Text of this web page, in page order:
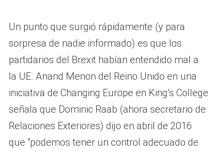
Un punto que surgió rápidamente (y para
sorpresa de nadie informado) es que los
partidarios del Brexit habían entendido mal a
la UE. Anand Menon del Reino Unido en una
iniciativa de Changing Europe en King’s College
señala que Dominic Raab (ahora secretario de
Relaciones Exteriores) dijo en abril de 2016
que “podemos tener un control adecuado de